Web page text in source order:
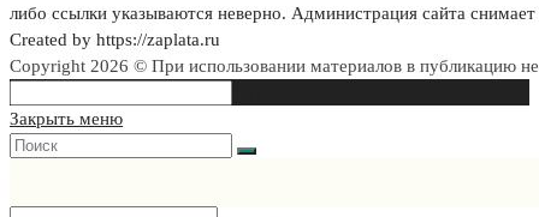
либо ссылки указываются неверно. Администрация сайта
Created by https://zaplata.ru
Copyright 2026 © При использовании материалов в публикацию
this
website
Закрыть меню